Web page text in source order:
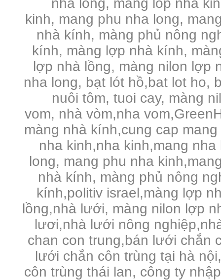
nha long, mang lop nha
kinh, mang phu nha long,
nhà kính, màng phủ nông
kính, màng lợp nhà kính,
lợp nhà lồng, màng nilon lợp
nha long, bạt lót hồ,bat lot ho,
nuôi tôm, tuoi cay, màng
vom, nhà vòm,nha
màng nhà kính,cung cap
nha kinh,nha kinh,mang
long, mang phu nha
nhà kính, màng phủ nông
kính,politiv israel,màng lợp
lồng,nhà lưới, màng nilon lợp
lươi,nhà lưới nông
chan con trung,bán lưới chắn
lưới chắn côn trùng tại hà
côn trùng thái lan, công ty